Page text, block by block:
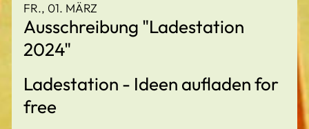
FR., 01. MÄRZ
Ausschreibung "Ladestation
2024"
Ladestation - Ideen aufladen for
free